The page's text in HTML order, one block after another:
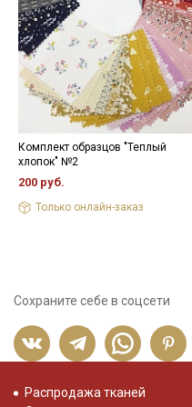
Комплект образцов "Теплый
хлопок" №2
200 руб.
Только онлайн-заказ
Сохраните себе в соцсети
Распродажа тканей